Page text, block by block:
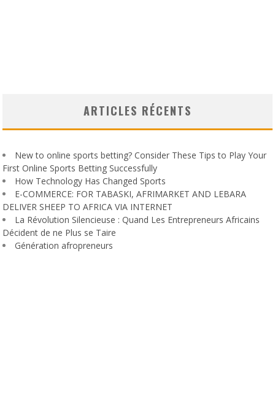
ARTICLES RÉCENTS
New to online sports betting? Consider These Tips to Play Your
First Online Sports Betting Successfully
How Technology Has Changed Sports
E-COMMERCE: FOR TABASKI, AFRIMARKET AND LEBARA
DELIVER SHEEP TO AFRICA VIA INTERNET
La Révolution Silencieuse : Quand Les Entrepreneurs Africains
Décident de ne Plus se Taire
Génération afropreneurs